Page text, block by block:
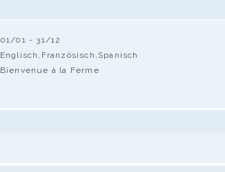
01/01 - 31/12
Englisch,Französisch,Spanisch
Bienvenue à la Ferme